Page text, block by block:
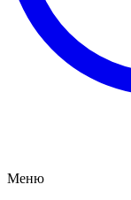
Меню